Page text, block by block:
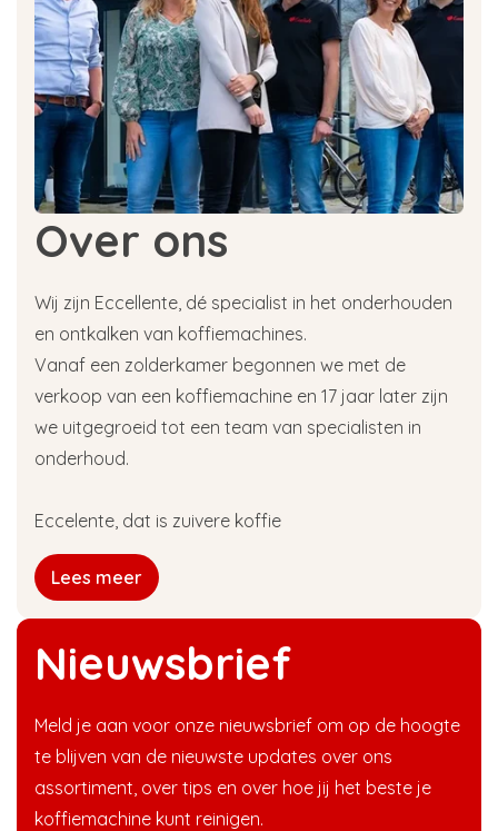
Nieuwsbrief
Meld je aan voor onze nieuwsbrief om op de hoogte
te blijven van de nieuwste updates over ons
assortiment, over tips en over hoe jij het beste je
koffiemachine kunt reinigen.
Over ons
Wij zijn Eccellente, dé specialist in het onderhouden
en ontkalken van koffiemachines.
Vanaf een zolderkamer begonnen we met de
verkoop van een koffiemachine en 17 jaar later zijn
we uitgegroeid tot een team van specialisten in
onderhoud.
Eccelente, dat is zuivere koffie
Lees meer